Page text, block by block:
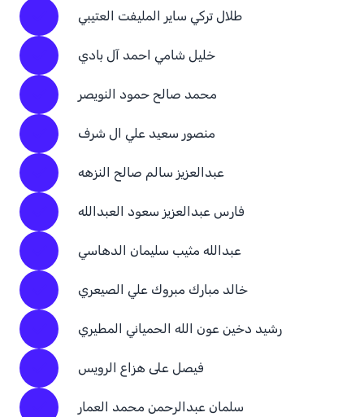
طلال تركي ساير المليفت العتيبي
خليل شامي احمد آل بادي
محمد صالح حمود النويصر
منصور سعيد علي ال شرف
عبدالعزيز سالم صالح النزهه
فارس عبدالعزيز سعود العبدالله
عبدالله مثيب سليمان الدهاسي
خالد مبارك مبروك علي الصيعري
رشيد دخين عون الله الحمياني المطيري
فيصل على هزاع الرويس
سلمان عبدالرحمن محمد العمار